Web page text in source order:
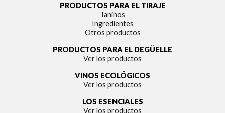
PRODUCTOS PARA EL TIRAJE
Taninos
Ingredientes
Otros productos
PRODUCTOS PARA EL DEGÜELLE
Ver los productos
VINOS ECOLÓGICOS
Ver los productos
LOS ESENCIALES
Ver los productos